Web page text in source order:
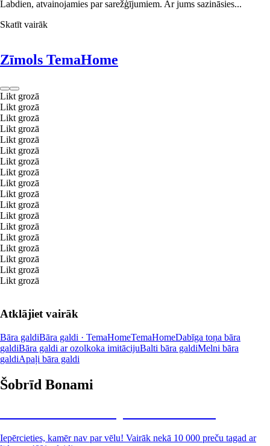
Labdien, atvainojamies par sarežģījumiem. Ar jums sazināsies...
Skatīt vairāk
Zīmols TemaHome
Likt grozā
Likt grozā
Likt grozā
Likt grozā
Likt grozā
Likt grozā
Likt grozā
Likt grozā
Likt grozā
Likt grozā
Likt grozā
Likt grozā
Likt grozā
Likt grozā
Likt grozā
Likt grozā
Likt grozā
Likt grozā
Atklājiet vairāk
Bāra galdiBāra galdi · TemaHomeTemaHomeDabīga toņa bāra
galdiBāra galdi ar ozolkoka imitācijuBalti bāra galdiMelni bāra
galdiApaļi bāra galdi
Šobrīd Bonami
Iepērcieties, kamēr nav par vēlu! Vairāk nekā 10 000 preču tagad ar